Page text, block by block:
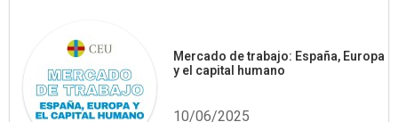
Mercado de trabajo: España, Europa
y el capital humano
10/06/2025